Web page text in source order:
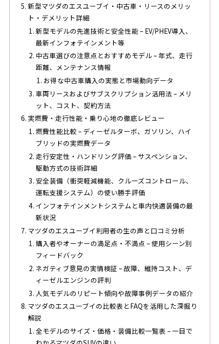
新型マツダのエスユーブイ・中古車・リースのメリッ
ト・デメリット詳細
新型モデルの先進技術と安全性能 – EV/PHEV導入、
最新インフォテインメント等
中古車選びの注意点とおすすめモデル – 年式、走行
距離、メンテナンス情報
お得な中古車購入の実態と市場動向データ
車両リースおよびサブスクリプション活用法 – メリ
ット、コスト、契約方法
実燃費・走行性能・乗り心地の徹底レビュー
燃費性能比較 – ディーゼルターボ、ガソリン、ハイ
ブリッドの実燃費データ
走行安定性・ハンドリング評価 – サスペンション、
駆動方式の技術詳細
安全装備（衝突軽減機能、クルーズコントロール、
運転支援システム）の使い勝手評価
インフォテインメントシステムと車内快適装備の最
新状況
マツダのエスユーブイ利用者の生の声と口コミ分析
購入者やオーナーの満足点・不満点 – 使用シーン別
フィードバック
ネガティブ意見の実情検証 – 故障、維持コスト、デ
ィーゼルエンジンの評判
人気モデルのリピート傾向や故障事例データの紹介
マツダのエスユーブイの比較表とFAQを活用した深掘り
解説
全モデルのサイズ・価格・装備比較一覧表 – 一目で